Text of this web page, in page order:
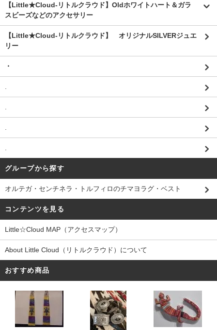
【Little★Cloud-リトルクラウド】Oldホワイトハート＆ガラ
スビーズなどのアクセサリー
【Little★Cloud-リトルクラウド】 オリジナルSILVERジュエ
リー
・
グループから探す
オルテガ・センチネラ・トルフィロのチマヨラグ・ベスト
コンテンツを見る
Little☆Cloud MAP（アクセスマップ）
About Little Cloud（リトルクラウド）について
おすすめ商品